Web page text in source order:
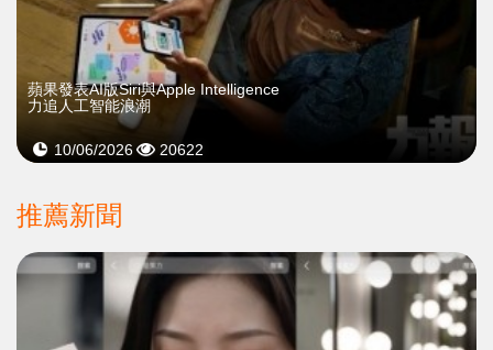
蘋果發表AI版Siri與Apple Intelligence
力追人工智能浪潮
10/06/2026 20622
推薦新聞